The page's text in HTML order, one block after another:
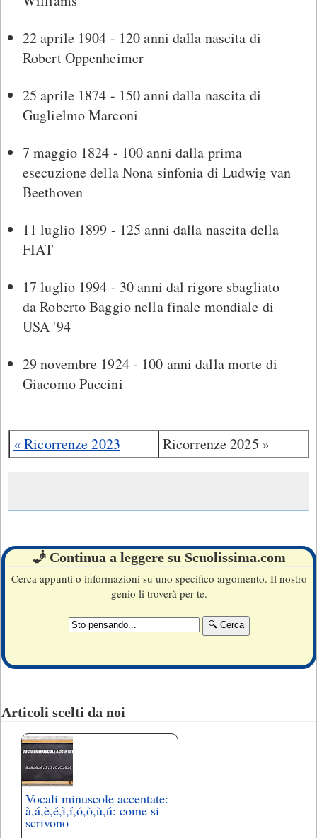
22 aprile 1904 - 120 anni dalla nascita di
Robert Oppenheimer
25 aprile 1874 - 150 anni dalla nascita di
Guglielmo Marconi
7 maggio 1824 - 100 anni dalla prima
esecuzione della Nona sinfonia di Ludwig van
Beethoven
11 luglio 1899 - 125 anni dalla nascita della
FIAT
17 luglio 1994 - 30 anni dal rigore sbagliato
da Roberto Baggio nella finale mondiale di
USA '94
29 novembre 1924 - 100 anni dalla morte di
Giacomo Puccini
« Ricorrenze 2023 Ricorrenze 2025 »
🧞 Continua a leggere su Scuolissima.com
Cerca appunti o informazioni su uno specifico argomento. Il nostro
genio li troverà per te.
Articoli scelti da noi
Vocali minuscole accentate:
à,á,è,é,ì,í,ó,ò,ù,ú: come si
scrivono